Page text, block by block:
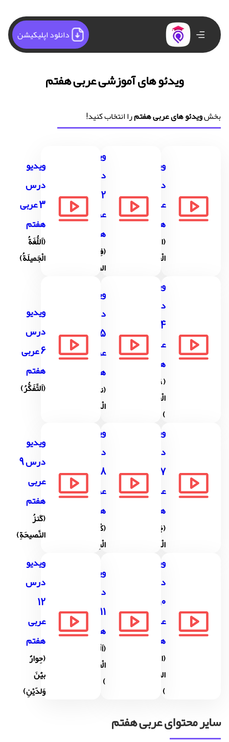
دانلود اپلیکیشن
ویدئو های آموزشی عربی هفتم
بخشویدئو های عربی هفتمرا انتخاب کنید!
ویدیو
عربی
هفتم
(الْحُروفُ
الْعَرَبيَّةُ)
ویدیو
درس
2
عربی
هفتم
(فِي
الصَّفِّ)
ویدیو
درس
3 عربی
هفتم
(اَللُّغَةُ
الْجَمیلَةُ)
ویدیو
درس
4
عربی
هفتم
( ٰقیمه
الْعِلْمِ
)
ویدیو
درس
5
عربی
هفتم
(نورُ
الْکلَامِ)
ویدیو
درس
6 عربی
هفتم
(اَلتَّفَکُّرُ)
ویدیو
درس
7
عربی
هفتم
(جَواهِرُ
الْکلَامِ)
ویدیو
درس
8
عربی
هفتم
(کُنوزُ
الْحِکَمِ)
ویدیو
درس 9
عربی
هفتم
(کَنزُ
النَّصیحَةِ)
ویدیو
درس
10
عربی
هفتم
(الْحِکَمُ
النّافِعةُ
)
ویدیو
درس
11 عربی
هفتم
(اَلْموَاعِظُ
الْعَدَدَیَّةُ
)
ویدیو
درس
12
عربی
هفتم
(حِوارٌ
بیَْنَ
وَلدََیْنِ)
سایر محتوای عربی هفتم